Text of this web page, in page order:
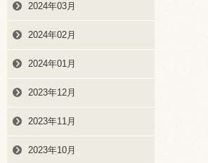
2024年03月
2024年02月
2024年01月
2023年12月
2023年11月
2023年10月